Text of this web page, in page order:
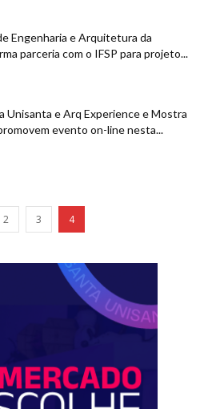
Engenharia e Arquitetura da
parceria com o IFSP para projeto...
Unisanta e Arq Experience e Mostra
evento on-line nesta...
2 3 4